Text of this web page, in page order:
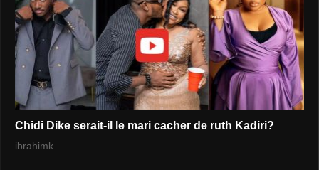
Chidi Dike serait-il le mari cacher de ruth Kadiri?
ibrahimk